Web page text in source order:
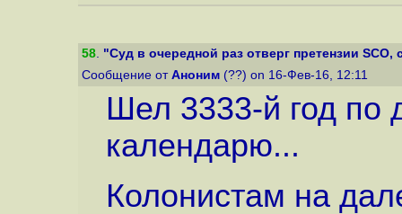
58. "Суд в очередной раз отверг претензии SCO,
Сообщение от Аноним (??) on 16-Фев-16, 12:11
Шел 3333-й год по
календарю...
Колонистам на